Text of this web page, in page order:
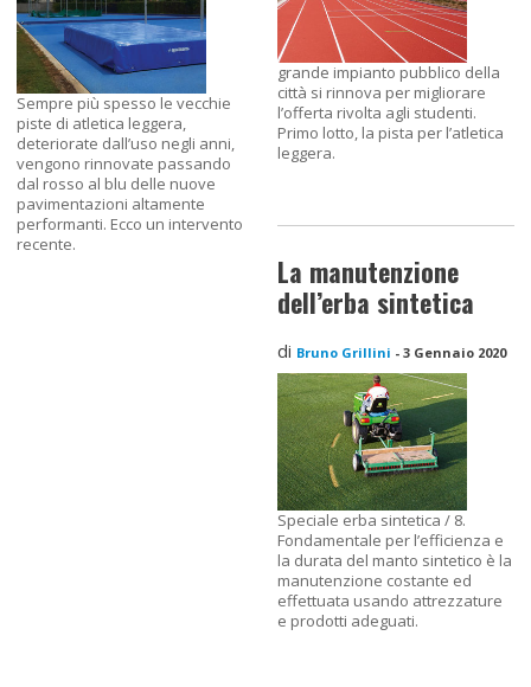
Sempre più spesso le vecchie
piste di atletica leggera,
deteriorate dall’uso negli anni,
vengono rinnovate passando
dal rosso al blu delle nuove
pavimentazioni altamente
performanti. Ecco un intervento
recente.
grande impianto pubblico della
città si rinnova per migliorare
l’offerta rivolta agli studenti.
Primo lotto, la pista per l’atletica
leggera.
La manutenzione
dell’erba sintetica
di Bruno Grillini - 3 Gennaio 2020
Speciale erba sintetica / 8.
Fondamentale per l’efficienza e
la durata del manto sintetico è la
manutenzione costante ed
effettuata usando attrezzature
e prodotti adeguati.